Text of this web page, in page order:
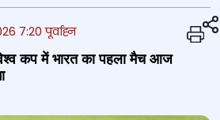
7:20 पूर्वाह्न
कप में भारत का पहला मैच आज